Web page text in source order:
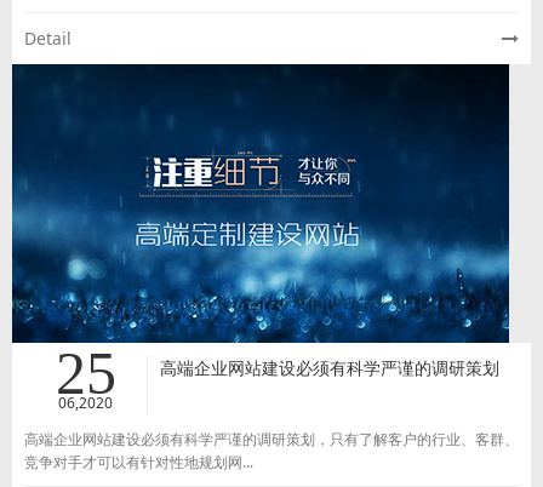
Detail
25
06,2020
高端企业网站建设必须有科学严谨的调研策划
高端企业网站建设必须有科学严谨的调研策划，只有了解客户的行业、客群、
竞争对手才可以有针对性地规划网...